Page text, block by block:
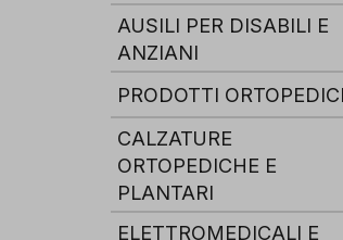
AUSILI PER DISABILI E
ANZIANI
PRODOTTI ORTOPEDICI
CALZATURE
ORTOPEDICHE E
PLANTARI
ELETTROMEDICALI E